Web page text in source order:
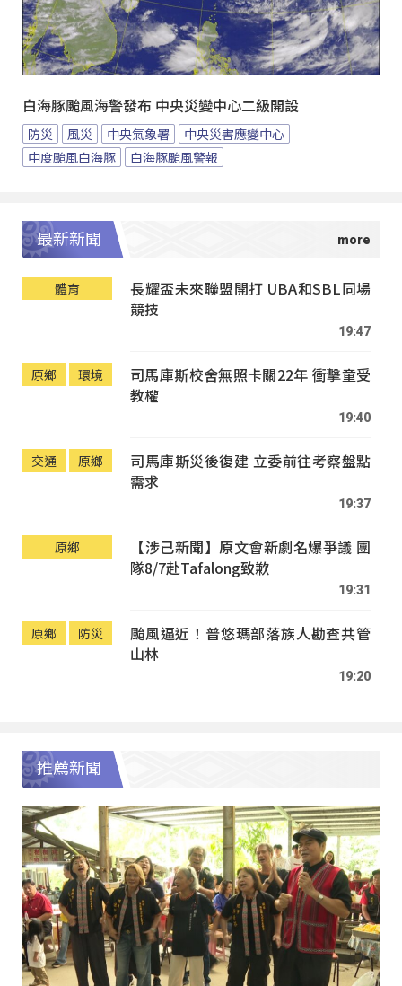
白海豚颱風海警發布 中央災變中心二級開設
防災 風災 中央氣象署
中央災害應變中心
中度颱風白海豚
白海豚颱風警報
最新新聞
體育
長耀盃未來聯盟開打 UBA和SBL同場
競技
19:47
原鄉 環境
司馬庫斯校舍無照卡關22年 衝擊童受
教權
19:40
交通 原鄉
司馬庫斯災後復建 立委前往考察盤點
需求
19:37
原鄉
【涉己新聞】原文會新劇名爆爭議 團
隊8/7赴Tafalong致歉
19:31
原鄉 防災
颱風逼近！普悠瑪部落族人勘查共管
山林
19:20
推薦新聞